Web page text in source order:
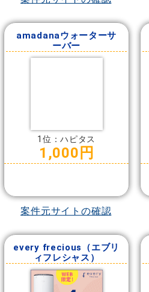
amadanaウォーターサ
ーバー
1位：ハピタス
1,000円
案件元サイトの確認
every frecious（エブリ
ィフレシャス）